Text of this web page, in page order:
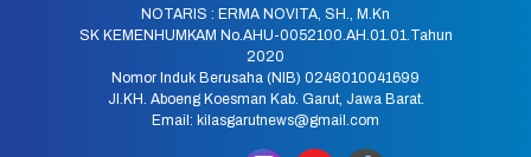
NOTARIS : ERMA NOVITA, SH., M.Kn
SK KEMENHUMKAM No.AHU-0052100.AH.01.01.Tahun
2020
Nomor Induk Berusaha (NIB) 0248010041699
Jl.KH. Aboeng Koesman Kab. Garut, Jawa Barat.
Email: kilasgarutnews@gmail.com